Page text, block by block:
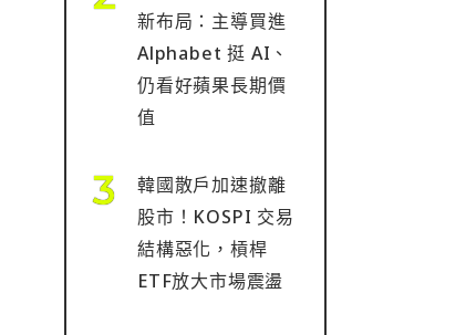
新布局：主導買進
Alphabet 挺 AI、
仍看好蘋果長期價
值
韓國散戶加速撤離
股市！KOSPI 交易
結構惡化，槓桿
ETF放大市場震盪